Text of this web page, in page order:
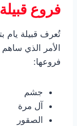
فروع
تُعرف قبيلة يام
الأمر الذي
فروعها:
جشم
آل مرة
الصقور